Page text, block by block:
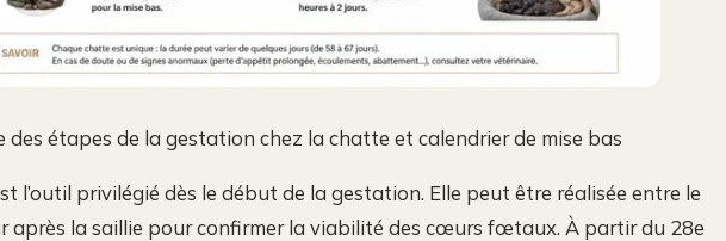
des étapes de la gestation chez la chatte et calendrier de mise bas
l’outil privilégié dès le début de la gestation. Elle peut être réalisée entre le
après la saillie pour confirmer la viabilité des cœurs fœtaux. À partir du 28e